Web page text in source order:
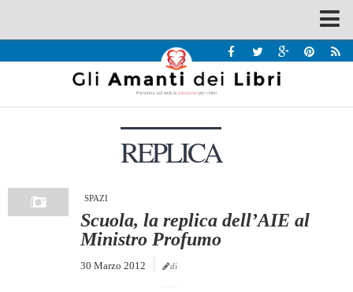
Recensioni
Interviste & Incontri
Chi siamo
REPLICA
SPAZI
Scuola, la replica dell’AIE al
Ministro Profumo
30 Marzo 2012 di